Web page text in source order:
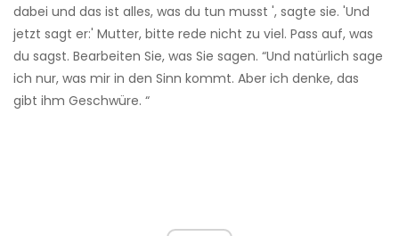
dabei und das ist alles, was du tun musst ', sagte sie. 'Und
jetzt sagt er:' Mutter, bitte rede nicht zu viel. Pass auf, was
du sagst. Bearbeiten Sie, was Sie sagen. “Und natürlich sage
ich nur, was mir in den Sinn kommt. Aber ich denke, das
gibt ihm Geschwüre. “